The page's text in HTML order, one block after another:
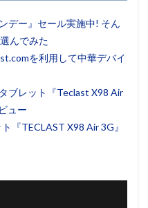
デー』セール実施中! そん
んでみた
を利用して中華デバイ
ブレット『Teclast X98 Air
ュー
『TECLAST X98 Air 3G』